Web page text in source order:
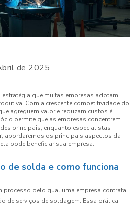
de 2025
que muitas empresas adotam
Com a crescente competitividade do
agreguem valor e reduzam custos é
permite que as empresas concentrem
principais, enquanto especialistas
abordaremos os principais aspectos da
pode beneficiar sua empresa.
de solda e como funciona
processo pelo qual uma empresa contrata
de serviços de soldagem. Essa prática